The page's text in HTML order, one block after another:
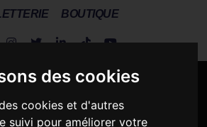
des cookies
cookies et d'autres
suivi pour améliorer votre
BOUTIQUE